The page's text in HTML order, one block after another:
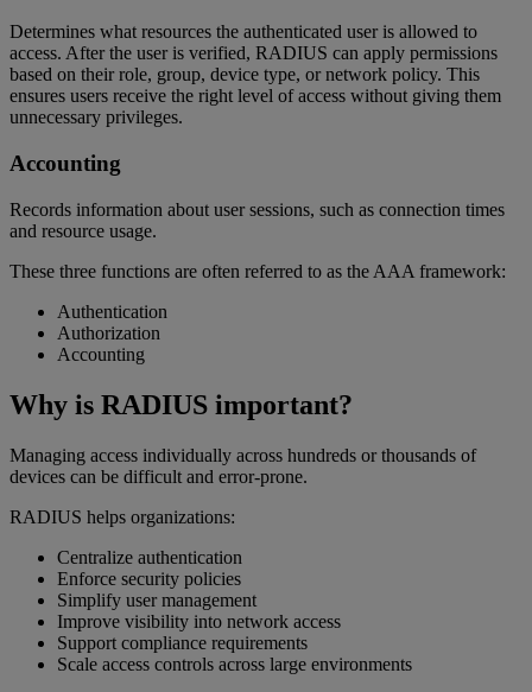
Determines what resources the authenticated user is allowed to
access. After the user is verified, RADIUS can apply permissions
based on their role, group, device type, or network policy. This
ensures users receive the right level of access without giving them
unnecessary privileges.
Accounting
Records information about user sessions, such as connection times
and resource usage.
These three functions are often referred to as the AAA framework:
Authentication
Authorization
Accounting
Why is RADIUS important?
Managing access individually across hundreds or thousands of
devices can be difficult and error-prone.
RADIUS helps organizations:
Centralize authentication
Enforce security policies
Simplify user management
Improve visibility into network access
Support compliance requirements
Scale access controls across large environments